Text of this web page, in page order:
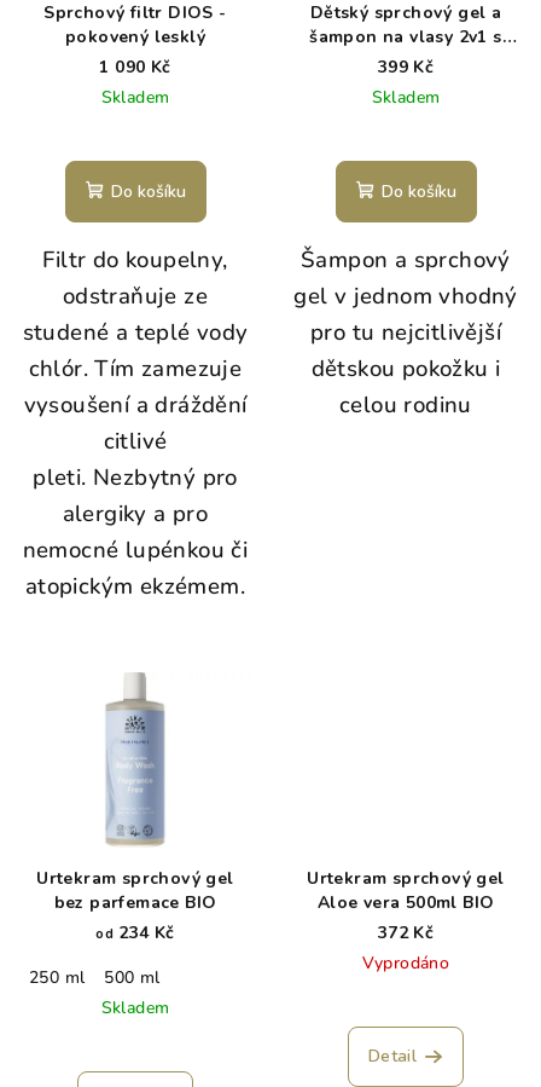
Sprchový filtr DIOS -
pokovený lesklý
1 090 Kč
Skladem
Do košíku
Filtr do koupelny,
odstraňuje ze
studené a teplé vody
chlór. Tím zamezuje
vysoušení a dráždění
citlivé
pleti. Nezbytný pro
alergiky a pro
nemocné lupénkou či
atopickým ekzémem.
Dětský sprchový gel a
šampon na vlasy 2v1 s
bylinkami WoodenSpoon
300 ml
399 Kč
Skladem
Do košíku
Šampon a sprchový
gel v jednom vhodný
pro tu nejcitlivější
dětskou pokožku i
celou rodinu
Urtekram sprchový gel
bez parfemace BIO
od 234 Kč
250 ml
500 ml
Skladem
Urtekram sprchový gel
Aloe vera 500ml BIO
372 Kč
Vyprodáno
Detail